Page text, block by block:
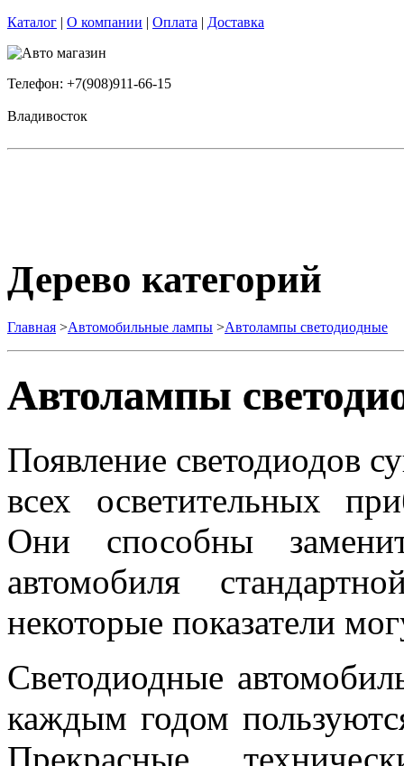
Каталог | О компании | Оплата | Доставка
Телефон: +7(908)911-66-15
Владивосток
Дерево категорий
Главная >Автомобильные лампы >Автолампы светодиодные
Автолампы
Появление светодиодов
всех осветительных
Они способны
автомобиля
некоторые показатели
Светодиодные
каждым годом
Прекрасные